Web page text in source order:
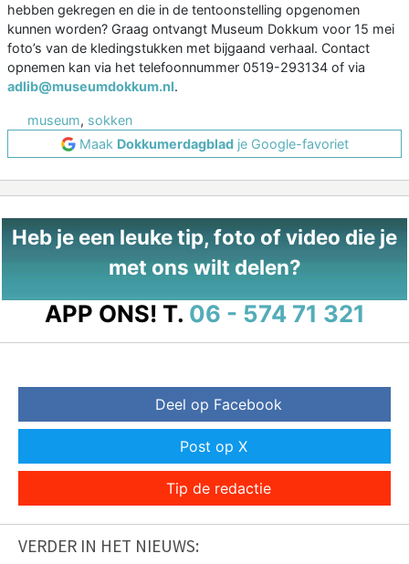
hebben gekregen en die in de tentoonstelling opgenomen
kunnen worden? Graag ontvangt Museum Dokkum voor 15 mei
foto’s van de kledingstukken met bijgaand verhaal. Contact
opnemen kan via het telefoonnummer 0519-293134 of via
adlib@museumdokkum.nl.
museum, sokken
Maak Dokkumerdagbladje Google-favoriet
Heb je een leuke tip, foto of video die je
met ons wilt delen?
APP ONS! T. 06 - 574 71 321
Deel op Facebook
Post op X
Tip de redactie
VERDER IN HET NIEUWS: